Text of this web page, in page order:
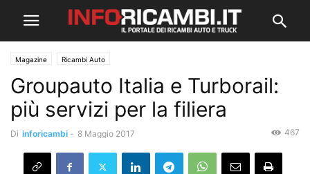
Magazine Ricambi Auto
Groupauto Italia e Turborail:
più servizi per la filiera
Di inforicambi - 8 Maggio 2017 467